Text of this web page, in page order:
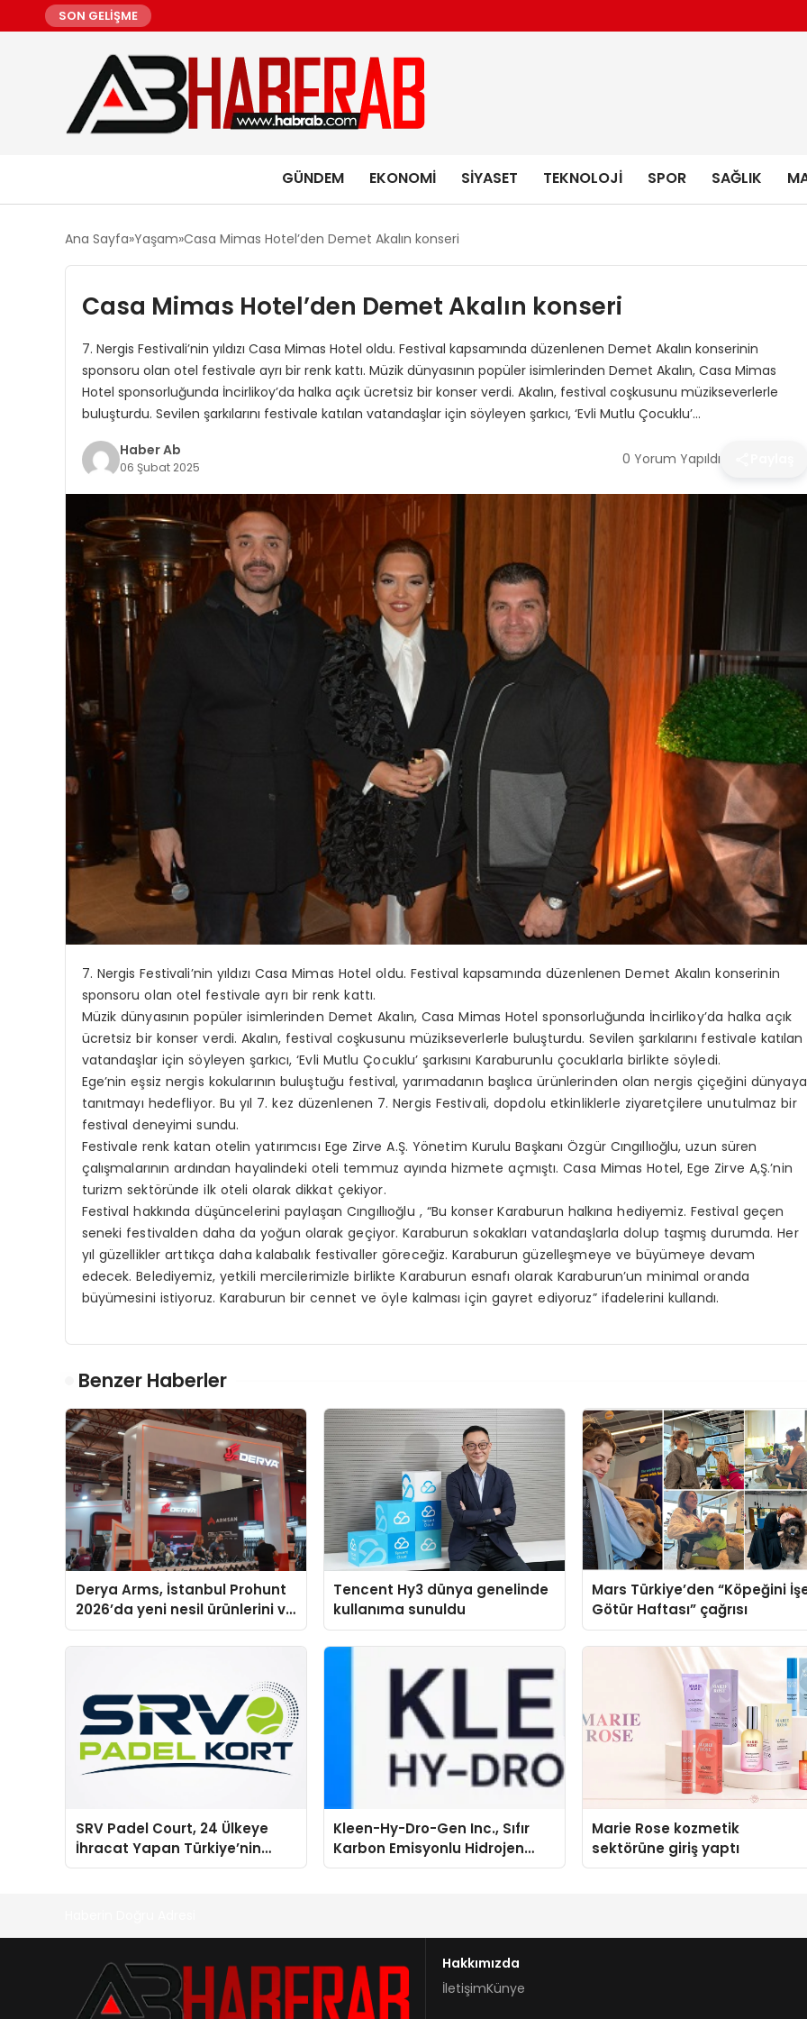
SON GELİŞME
GÜNDEM EKONOMI SIYASET TEKNOLOJI SPOR SAĞLIK
Ana Sayfa Yaşam Casa Mimas Hotel’den Demet Akalın konseri
Casa Mimas Hotel’den Demet Akalın konseri
7. Nergis Festivali’nin yıldızı Casa Mimas Hotel oldu. Festival kapsamında düzenlenen Demet Akalın konserinin
sponsoru olan otel festivale ayrı bir renk kattı. Müzik dünyasının popüler isimlerinden Demet Akalın, Casa Mimas
Hotel sponsorluğunda İncirlikoy’da halka açık ücretsiz bir konser verdi. Akalın, festival coşkusunu müzikseverlerle
buluşturdu. Sevilen şarkılarını festivale katılan vatandaşlar için söyleyen şarkıcı, ‘Evli Mutlu Çocuklu’…
Haber Ab
06 Şubat 2025 0 Yorum Yapıldı
7. Nergis Festivali’nin yıldızı Casa Mimas Hotel oldu. Festival kapsamında düzenlenen Demet Akalın konserinin
sponsoru olan otel festivale ayrı bir renk kattı.
Müzik dünyasının popüler isimlerinden Demet Akalın, Casa Mimas Hotel sponsorluğunda İncirlikoy’da halka açık
ücretsiz bir konser verdi. Akalın, festival coşkusunu müzikseverlerle buluşturdu. Sevilen şarkılarını festivale katılan
vatandaşlar için söyleyen şarkıcı, ‘Evli Mutlu Çocuklu’ şarkısını Karaburunlu çocuklarla birlikte söyledi.
Ege’nin eşsiz nergis kokularının buluştuğu festival, yarımadanın başlıca ürünlerinden olan nergis çiçeğini dünyaya
tanıtmayı hedefliyor. Bu yıl 7. kez düzenlenen 7. Nergis Festivali, dopdolu etkinliklerle ziyaretçilere unutulmaz bir
festival deneyimi sundu.
Festivale renk katan otelin yatırımcısı Ege Zirve A.Ş. Yönetim Kurulu Başkanı Özgür Cıngıllıoğlu, uzun süren
çalışmalarının ardından hayalindeki oteli temmuz ayında hizmete açmıştı. Casa Mimas Hotel, Ege Zirve A,Ş.’nin
turizm sektöründe ilk oteli olarak dikkat çekiyor.
Festival hakkında düşüncelerini paylaşan Cıngıllıoğlu , “Bu konser Karaburun halkına hediyemiz. Festival geçen
seneki festivalden daha da yoğun olarak geçiyor. Karaburun sokakları vatandaşlarla dolup taşmış durumda. Her
yıl güzellikler arttıkça daha kalabalık festivaller göreceğiz. Karaburun güzelleşmeye ve büyümeye devam
edecek. Belediyemiz, yetkili mercilerimizle birlikte Karaburun esnafı olarak Karaburun’un minimal oranda
büyümesini istiyoruz. Karaburun bir cennet ve öyle kalması için gayret ediyoruz” ifadelerini kullandı.
Benzer Haberler
Derya Arms, İstanbul Prohunt
2026’da yeni nesil ürünlerini ve
global marka vizyonunu
sergiledi
Tencent Hy3 dünya genelinde
kullanıma sunuldu
Mars Türkiye’den “Köpeğini
Götür Haftası” çağrısı
SRV Padel Court, 24 Ülkeye
İhracat Yapan Türkiye’nin
Padel Kortu Üretim Gücü
Kleen-Hy-Dro-Gen Inc., Sıfır
Karbon Emisyonlu Hidrojen
Isıtma Teknolojisinde ISO ve
Marie Rose kozmetik
sektörüne giriş yaptı
Hakkımızda
İletişimKünye